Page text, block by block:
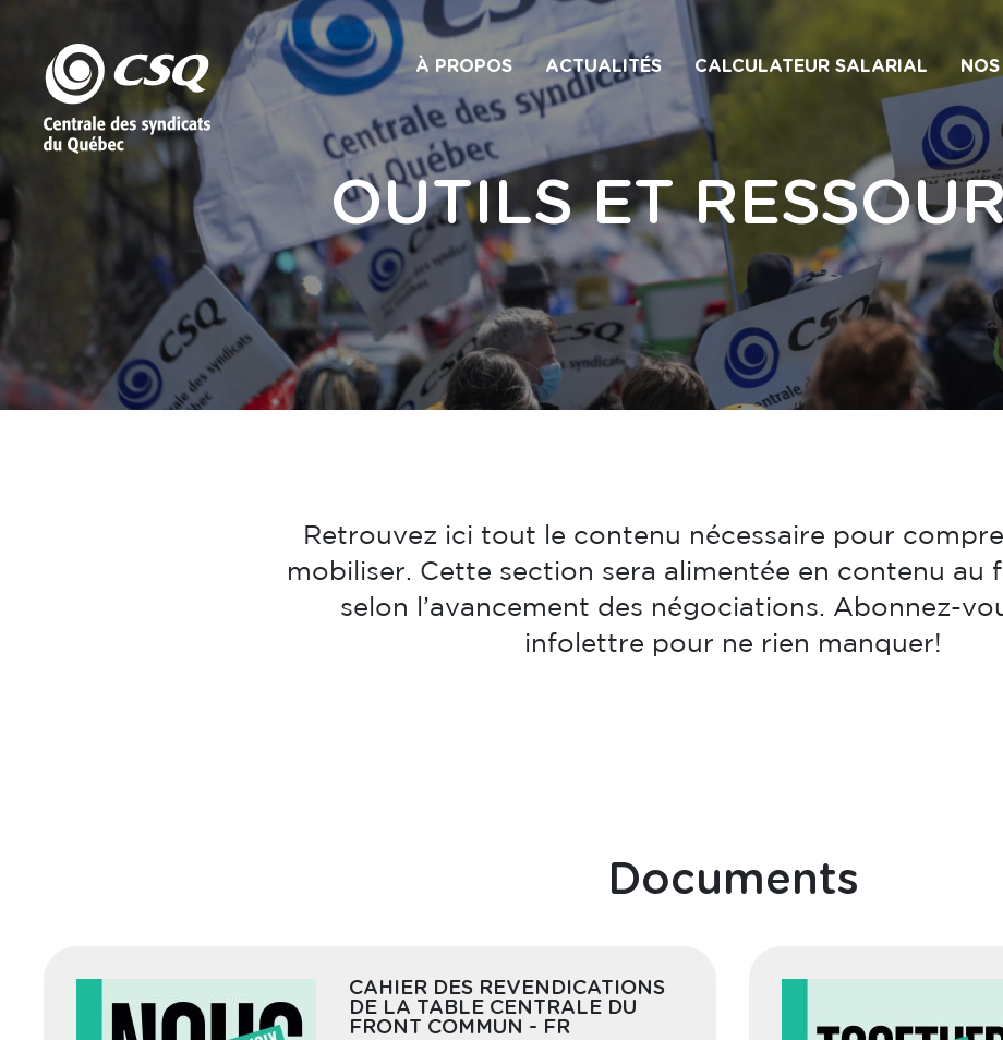
À PROPOS ACTUALITÉS CALCULATEUR SALARIAL
OUTILS ET
Retrouvez ici tout le contenu nécessaire pour
mobiliser. Cette section sera alimentée en contenu au
selon l’avancement des négociations. Abonnez-
infolettre pour ne rien manquer!
Documents
CAHIER DES REVENDICATIONS
DE LA TABLE CENTRALE DU
FRONT COMMUN - FR